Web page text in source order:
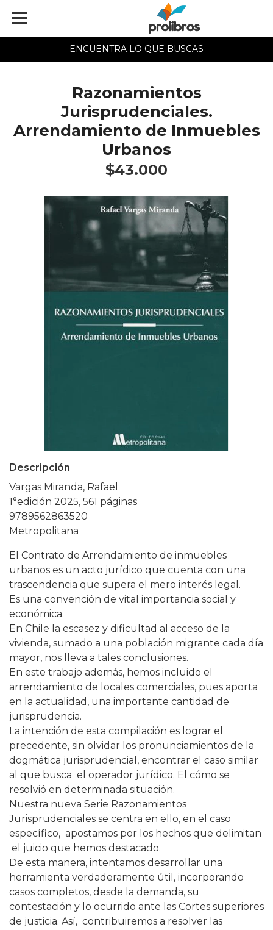
ENCUENTRA LO QUE BUSCAS
Razonamientos
Jurisprudenciales.
Arrendamiento de Inmuebles
Urbanos
$43.000
Descripción
Vargas Miranda, Rafael
1°edición 2025, 561 páginas
9789562863520
Metropolitana
El Contrato de Arrendamiento de inmuebles
urbanos es un acto jurídico que cuenta con una
trascendencia que supera el mero interés legal.
Es una convención de vital importancia social y
económica.
En Chile la escasez y dificultad al acceso de la
vivienda, sumado a una población migrante cada día
mayor, nos lleva a tales conclusiones.
En este trabajo además, hemos incluido el
arrendamiento de locales comerciales, pues aporta
en la actualidad, una importante cantidad de
jurisprudencia.
La intención de esta compilación es lograr el
precedente, sin olvidar los pronunciamientos de la
dogmática jurisprudencial, encontrar el caso similar
al que busca el operador jurídico. El cómo se
resolvió en determinada situación.
Nuestra nueva Serie Razonamientos
Jurisprudenciales se centra en ello, en el caso
específico, apostamos por los hechos que delimitan
el juicio que hemos destacado.
De esta manera, intentamos desarrollar una
herramienta verdaderamente útil, incorporando
casos completos, desde la demanda, su
contestación y lo ocurrido ante las Cortes superiores
de justicia. Así, contribuiremos a resolver las